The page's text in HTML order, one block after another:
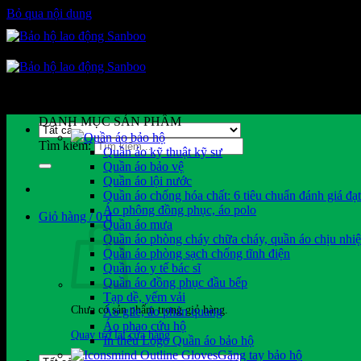
Bỏ qua nội dung
Tìm kiếm:
Giỏ hàng /0₫
Chưa có sản phẩm trong giỏ hàng.
Quay trở lại cửa hàng
DANH MỤC SẢN PHẨM
Quần áo bảo hộ
Quần áo kỹ thuật kỹ sư
Quần áo bảo vệ
Quần áo lội nước
Quần áo chống hóa chất: 6 tiêu chuẩn đánh giá
Áo phông đồng phục, áo polo
Quần áo mưa
Quần áo phòng cháy chữa cháy, quần áo chịu
Quần áo phòng sạch chống tĩnh điện
Quần áo y tế bác sĩ
Quần áo đồng phục đầu bếp
Tạp dề, yếm vải
Áo gile, áo phản quang
Áo phao cứu hộ
In thêu Logo Quần áo bảo hộ
Găng tay bảo hộ